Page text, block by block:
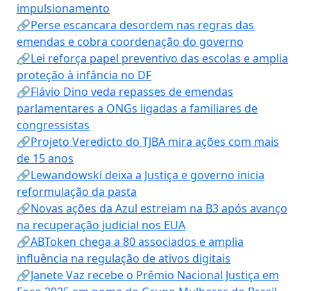
impulsionamento
🔗Perse escancara desordem nas regras das
emendas e cobra coordenação do governo
🔗Lei reforça papel preventivo das escolas e amplia
proteção à infância no DF
🔗Flávio Dino veda repasses de emendas
parlamentares a ONGs ligadas a familiares de
congressistas
🔗Projeto Veredicto do TJBA mira ações com mais
de 15 anos
🔗Lewandowski deixa a Justiça e governo inicia
reformulação da pasta
🔗Novas ações da Azul estreiam na B3 após avanço
na recuperação judicial nos EUA
🔗ABToken chega a 80 associados e amplia
influência na regulação de ativos digitais
🔗Janete Vaz recebe o Prêmio Nacional Justiça em